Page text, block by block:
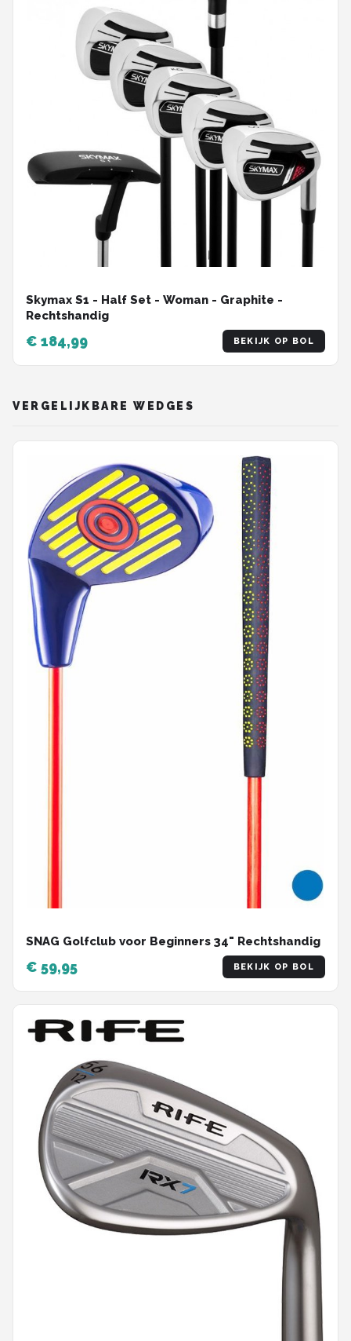
Skymax S1 - Half Set - Woman - Graphite -
Rechtshandig
€ 184,99 BEKIJK OP BOL
VERGELIJKBARE WEDGES
SNAG Golfclub voor Beginners 34" Rechtshandig
€ 59,95 BEKIJK OP BOL